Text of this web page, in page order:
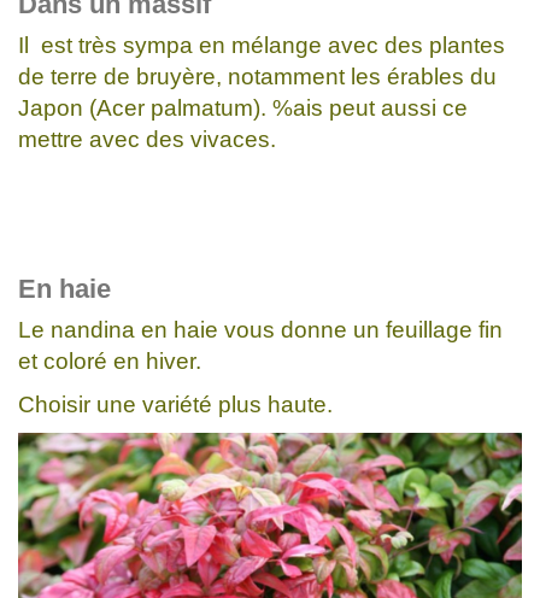
Il est très sympa en mélange avec des plantes
de terre de bruyère, notamment les érables du
Japon (Acer palmatum). %ais peut aussi ce
mettre avec des vivaces.
En haie
Le nandina en haie vous donne un feuillage fin
et coloré en hiver.
Choisir une variété plus haute.